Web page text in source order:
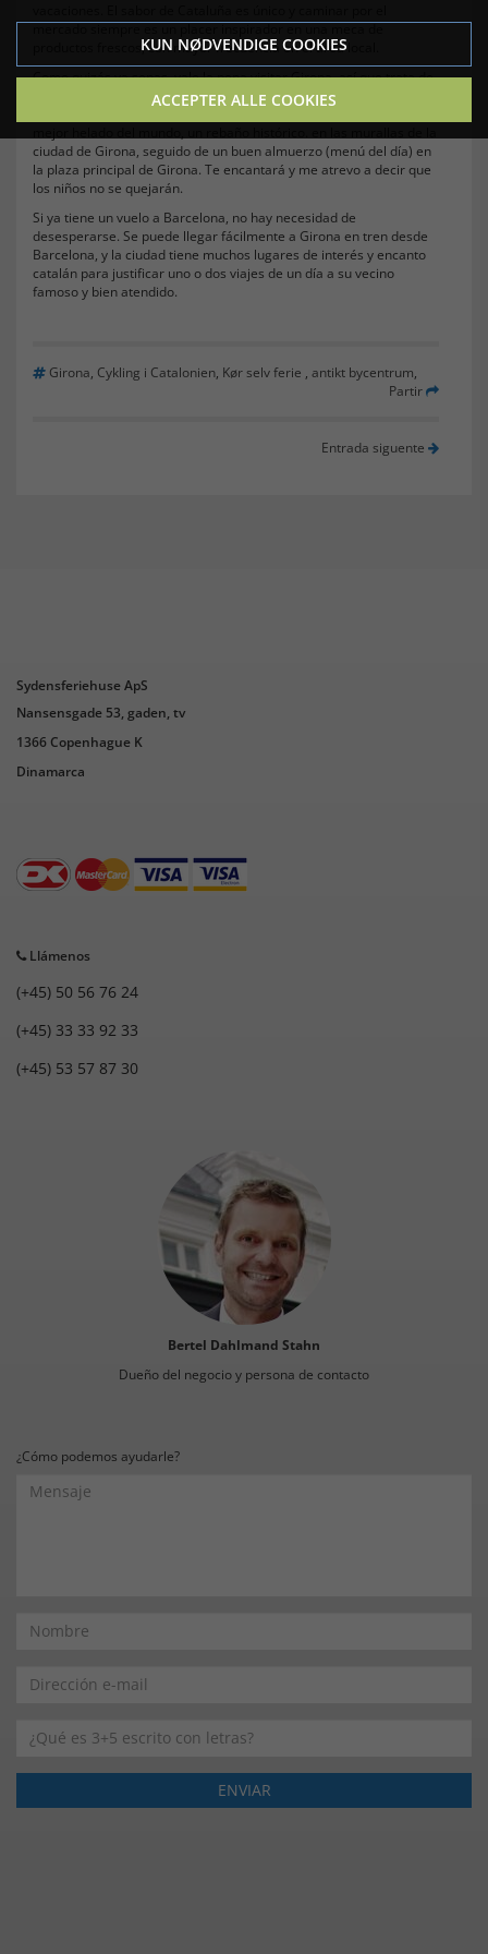
mercado siempre es un placer inspirador en una meca de
productos frescos, con mayor frecuencia en el área local.
Como quizás ya sepas, vale la pena visitar Girona, así que trata de
convencer a los niños de que abandonen la piscina durante unas
ciudad de Girona, seguido de un buen almuerzo (menú del día) en
la plaza principal de Girona. Te encantará y me atrevo a decir que
los niños no se quejarán.
Si ya tiene un vuelo a Barcelona, ​​no hay necesidad de
desesperarse. Se puede llegar fácilmente a Girona en tren desde
Barcelona, ​​y la ciudad tiene muchos lugares de interés y encanto
catalán para justificar uno o dos viajes de un día a su vecino
famoso y bien atendido.
Girona, Cykling i Catalonien, Kør selv ferie , antikt bycentrum,
Partir
Entrada siguente
Sydensferiehuse ApS
Nansensgade 53, gaden, tv
1366 Copenhague K
Dinamarca
Llámenos
(+45) 50 56 76 24
(+45) 33 33 92 33
(+45) 53 57 87 30
Bertel Dahlmand Stahn
Dueño del negocio y persona de contacto
¿Cómo podemos ayudarle?
KUN NØDVENDIGE COOKIES
ACCEPTER ALLE COOKIES